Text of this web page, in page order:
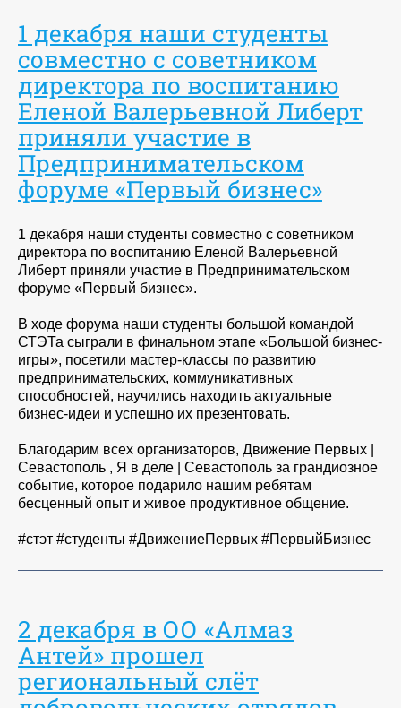
1 декабря наши студенты
совместно с советником
директора по воспитанию
Еленой Валерьевной Либерт
приняли участие в
Предпринимательском
форуме «Первый бизнес»
1 декабря наши студенты совместно с советником
директора по воспитанию Еленой Валерьевной
Либерт приняли участие в Предпринимательском
форуме «Первый бизнес».
В ходе форума наши студенты большой командой
СТЭТа сыграли в финальном этапе «Большой бизнес-
игры», посетили мастер-классы по развитию
предпринимательских, коммуникативных
способностей, научились находить актуальные
бизнес-идеи и успешно их презентовать.
Благодарим всех организаторов, Движение Первых |
Севастополь , Я в деле | Севастополь за грандиозное
событие, которое подарило нашим ребятам
бесценный опыт и живое продуктивное общение.
#стэт #студенты #ДвижениеПервых #ПервыйБизнес
2 декабря в ОО «Алмаз
Антей» прошел
региональный слёт